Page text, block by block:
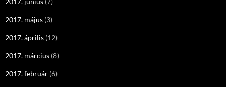
2017. május (3)
2017. április (12)
2017. március (8)
2017. február (6)